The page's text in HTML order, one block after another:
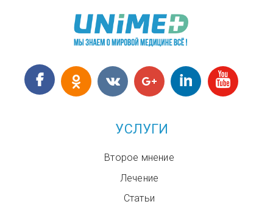
УСЛУГИ
Второе мнение
Лечение
Статьи